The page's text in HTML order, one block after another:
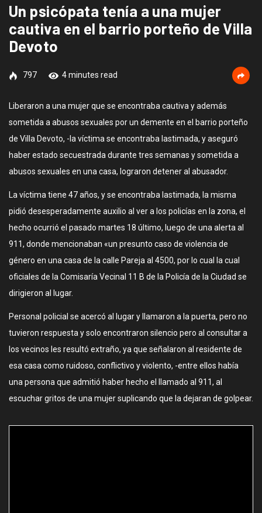
Un psicópata tenía a una mujer
cautiva en el barrio porteño de Villa
Devoto
797 4 minutes read
Liberaron a una mujer que se encontraba cautiva y además
sometida a abusos sexuales por un demente en el barrio porteño
de Villa Devoto, -la víctima se encontraba lastimada, y aseguró
haber estado secuestrada durante tres semanas y sometida a
abusos sexuales en una casa, lograron detener al abusador.
La víctima tiene 47 años, y se encontraba lastimada, la misma
pidió desesperadamente auxilio al ver a los policías en la zona, el
hecho ocurrió el pasado martes 18 último, luego de una alerta al
911, donde mencionaban «un presunto caso de violencia de
género en una casa de la calle Pareja al 4500, por lo cual la cual
oficiales de la Comisaría Vecinal 11 B de la Policía de la Ciudad se
dirigieron al lugar.
Personal policial se acercó al lugar y llamaron a la puerta, pero no
tuvieron respuesta y solo encontraron silencio pero al consultar a
los vecinos les resultó extraño, ya que señalaron al residente de
esa casa como ruidoso, conflictivo y violento, -entre ellos había
una persona que admitió haber hecho el llamado al 911, al
escuchar gritos de una mujer suplicando que la dejaran de golpear.